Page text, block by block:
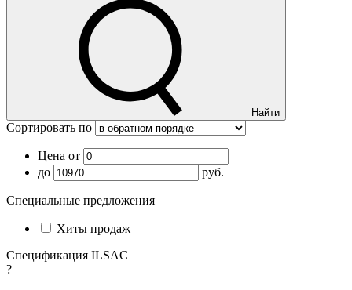
Найти
Сортировать по
Цена от
до
руб.
Специальные предложения
Хиты продаж
Спецификация ILSAC
?